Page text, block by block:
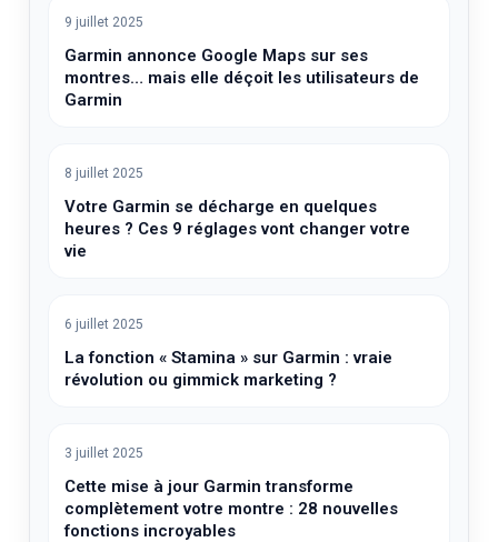
9 juillet 2025
Garmin annonce Google Maps sur ses
montres… mais elle déçoit les utilisateurs de
Garmin
8 juillet 2025
Votre Garmin se décharge en quelques
heures ? Ces 9 réglages vont changer votre
vie
6 juillet 2025
La fonction « Stamina » sur Garmin : vraie
révolution ou gimmick marketing ?
3 juillet 2025
Cette mise à jour Garmin transforme
complètement votre montre : 28 nouvelles
fonctions incroyables